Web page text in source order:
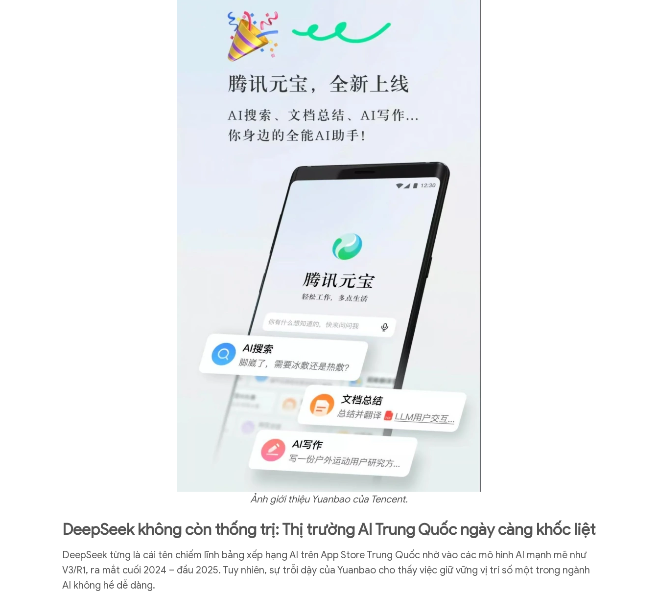
Ảnh giới thiệu Yuanbao của Tencent.
DeepSeek không còn thống trị: Thị trường AI Trung Quốc ngày càng khốc liệt
DeepSeek từng là cái tên chiếm lĩnh bảng xếp hạng AI trên App Store Trung Quốc nhờ vào các mô hình AI mạnh mẽ như
V3/R1, ra mắt cuối 2024 – đầu 2025. Tuy nhiên, sự trỗi dậy của Yuanbao cho thấy việc giữ vững vị trí số một trong ngành
AI không hề dễ dàng.